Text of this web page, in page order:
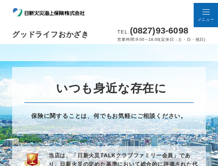
グッドライフおかざき TEL. (0827)93-6098
営業時間:9:00～18:00(定休日：土・日・祝日)
メニュー
いつも身近な存在に
保険に関することは、何でもお気軽にご相談ください。
当店は、「日新火災TALKクラブファミリー会員」であ
り、 日新火災の定めた基準において総合的に評価された代